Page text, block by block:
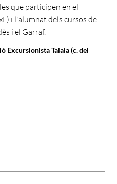
que participen en el
i l'alumnat dels cursos de
i el Garraf.
Excursionista Talaia (c. del